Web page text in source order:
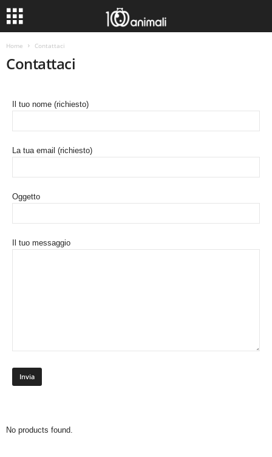
Home Contattaci
Contattaci
Il tuo nome (richiesto)
La tua email (richiesto)
Oggetto
Il tuo messaggio
No products found.